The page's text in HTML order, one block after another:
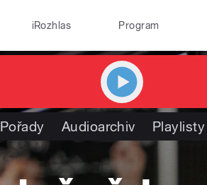
iRozhlas Program
Pořady Audioarchiv Playlisty